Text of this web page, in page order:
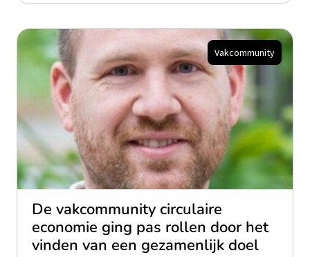
De vakcommunity circulaire
economie ging pas rollen door het
vinden van een gezamenlijk doel
Vakcommunity